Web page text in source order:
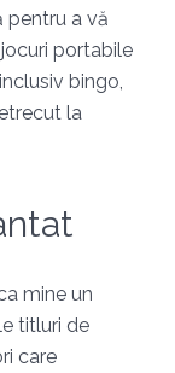
pentru a vă
portabile
bingo,
la
mine un
titluri de
care